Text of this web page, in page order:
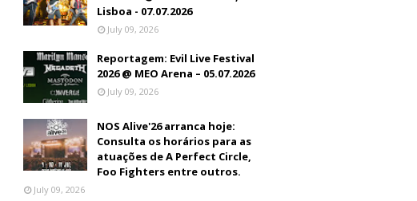
Lisboa - 07.07.2026
July 09, 2026
Reportagem: Evil Live Festival
2026 @ MEO Arena – 05.07.2026
July 09, 2026
NOS Alive'26 arranca hoje:
Consulta os horários para as
atuações de A Perfect Circle,
Foo Fighters entre outros.
July 09, 2026